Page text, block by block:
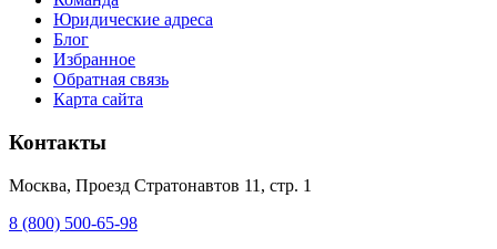
Юридические адреса
Блог
Избранное
Обратная связь
Карта сайта
Контакты
Москва, Проезд Стратонавтов 11, стр. 1
8 (800) 500-65-98